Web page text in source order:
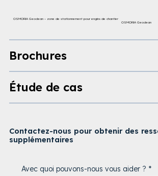
OSMORIA Geoclean – zone de stationnement pour engins de chantier
OSMORIA Geoclean
Brochures
Étude de cas
Contactez-nous pour obtenir des
supplémentaires
Avec quoi pouvons-nous vous aider ?